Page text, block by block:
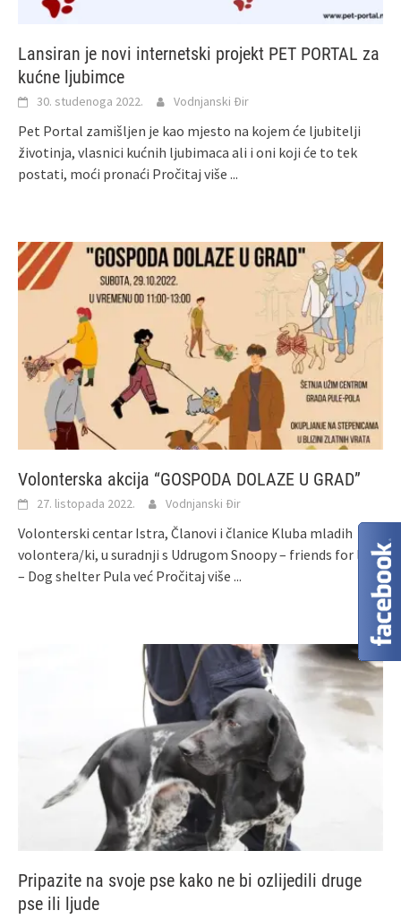
Lansiran je novi internetski projekt PET PORTAL za
kućne ljubimce
30. studenoga 2022. Vodnjanski Đir
Pet Portal zamišljen je kao mjesto na kojem će ljubitelji
životinja, vlasnici kućnih ljubimaca ali i oni koji će to tek
postati, moći pronaći Pročitaj više ...
Volonterska akcija “GOSPODA DOLAZE U GRAD”
27. listopada 2022. Vodnjanski Đir
Volonterski centar Istra, Članovi i članice Kluba mladih
volontera/ki, u suradnji s Udrugom Snoopy – friends for life
– Dog shelter Pula već Pročitaj više ...
Pripazite na svoje pse kako ne bi ozlijedili druge
pse ili ljude